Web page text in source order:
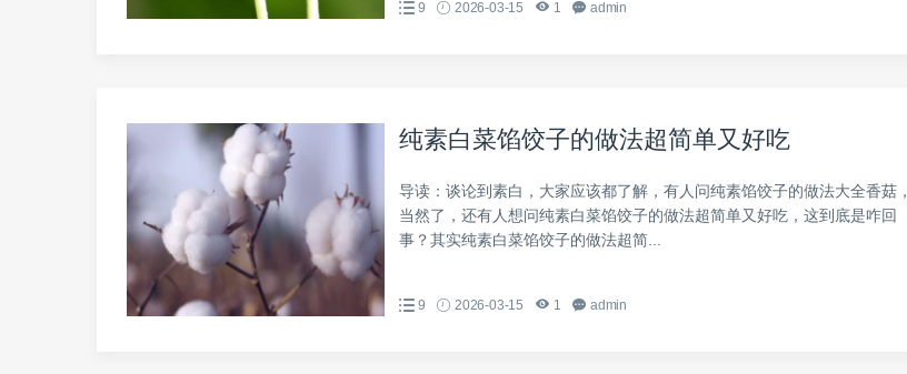
9 2026-03-15 1 admin
纯素白菜馅饺子的做法超简单又好吃
导读：谈论到素白，大家应该都了解，有人问纯素馅饺子的做法大全香菇，
当然了，还有人想问纯素白菜馅饺子的做法超简单又好吃，这到底是咋回
事？其实纯素白菜馅饺子的做法超简...
9 2026-03-15 1 admin